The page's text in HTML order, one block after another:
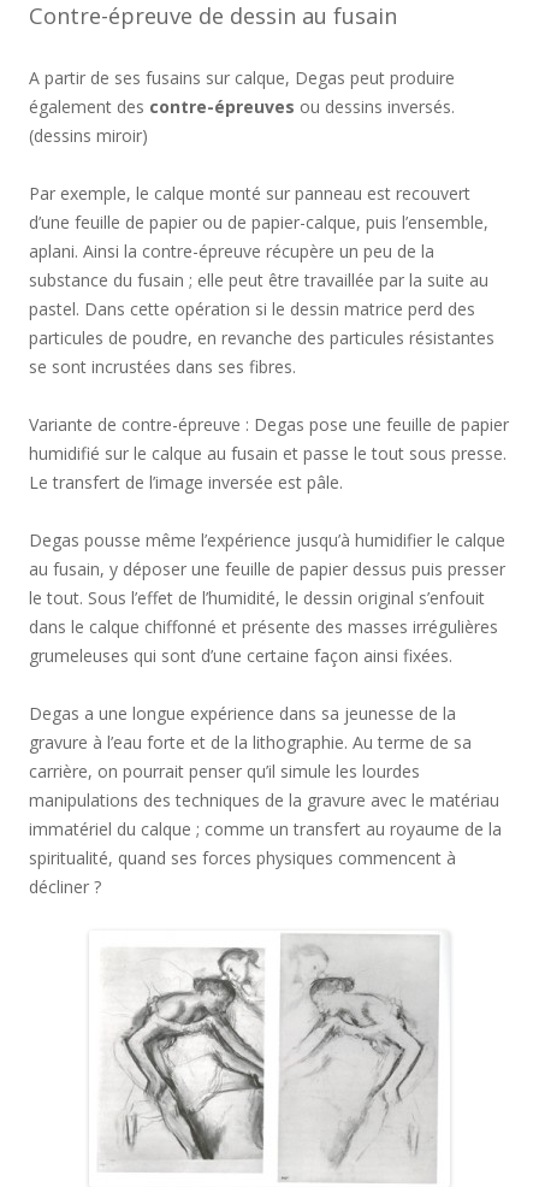
Contre-épreuve de dessin au fusain
A partir de ses fusains sur calque, Degas peut produire
également des contre-épreuves ou dessins inversés.
(dessins miroir)
Par exemple, le calque monté sur panneau est recouvert
d’une feuille de papier ou de papier-calque, puis l’ensemble,
aplani. Ainsi la contre-épreuve récupère un peu de la
substance du fusain ; elle peut être travaillée par la suite au
pastel. Dans cette opération si le dessin matrice perd des
particules de poudre, en revanche des particules résistantes
se sont incrustées dans ses fibres.
Variante de contre-épreuve : Degas pose une feuille de papier
humidifié sur le calque au fusain et passe le tout sous presse.
Le transfert de l’image inversée est pâle.
Degas pousse même l’expérience jusqu’à humidifier le calque
au fusain, y déposer une feuille de papier dessus puis presser
le tout. Sous l’effet de l’humidité, le dessin original s’enfouit
dans le calque chiffonné et présente des masses irrégulières
grumeleuses qui sont d’une certaine façon ainsi fixées.
Degas a une longue expérience dans sa jeunesse de la
gravure à l’eau forte et de la lithographie. Au terme de sa
carrière, on pourrait penser qu’il simule les lourdes
manipulations des techniques de la gravure avec le matériau
immatériel du calque ; comme un transfert au royaume de la
spiritualité, quand ses forces physiques commencent à
décliner ?